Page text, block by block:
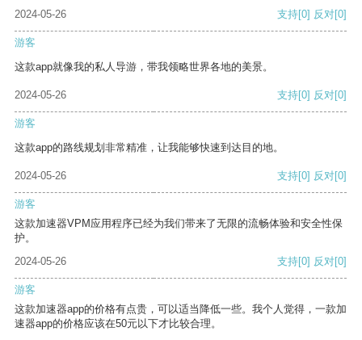
2024-05-26 支持[0] 反对[0]
游客
这款app就像我的私人导游，带我领略世界各地的美景。
2024-05-26 支持[0] 反对[0]
游客
这款app的路线规划非常精准，让我能够快速到达目的地。
2024-05-26 支持[0] 反对[0]
游客
这款加速器VPM应用程序已经为我们带来了无限的流畅体验和安全性保
护。
2024-05-26
支持[0] 反对[0]
游客
这款加速器app的价格有点贵，可以适当降低一些。我个人觉得，一款加
速器app的价格应该在50元以下才比较合理。